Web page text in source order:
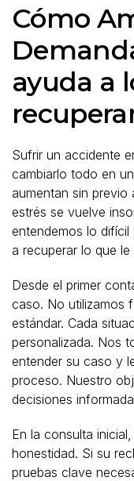
Cómo
ayuda a
Sufrir un accidente
cambiarlo todo en
aumentan sin previo
estrés se vuelve
entendemos lo difícil
a recuperar lo que
Desde el primer
caso. No utilizamos
estándar. Cada
personalizada. Nos
entender su caso y
proceso. Nuestro
decisiones
En la consulta
honestidad. Si su
pruebas clave